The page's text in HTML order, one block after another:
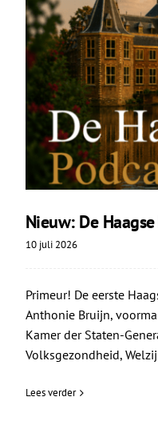
Nieuw: De
10 juli 2026
Primeur! De eerste
Anthonie Bruijn,
Kamer der Staten-
Volksgezondheid,
Lees verder